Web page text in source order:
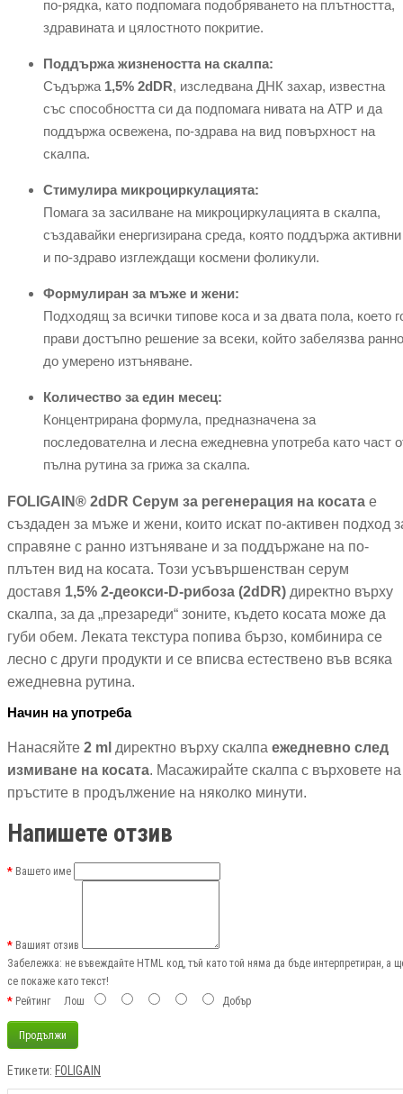
по-рядка, като подпомага подобряването на плътността,
здравината и цялостното покритие.
Поддържа жизнеността на скалпа:
Съдържа 1,5% 2dDR, изследвана ДНК захар, известна
със способността си да подпомага нивата на ATP и да
поддържа освежена, по-здрава на вид повърхност на
скалпа.
Стимулира микроциркулацията:
Помага за засилване на микроциркулацията в скалпа,
създавайки енергизирана среда, която поддържа активни
и по-здраво изглеждащи космени фоликули.
Формулиран за мъже и жени:
Подходящ за всички типове коса и за двата пола, което
прави достъпно решение за всеки, който забелязва ранно
до умерено изтъняване.
Количество за един месец:
Концентрирана формула, предназначена за
последователна и лесна ежедневна употреба като част
пълна рутина за грижа за скалпа.
FOLIGAIN® 2dDR Серум за регенерация на косата е
създаден за мъже и жени, които искат по-активен подход
справяне с ранно изтъняване и за поддържане на по-
плътен вид на косата. Този усъвършенстван серум
доставя 1,5% 2-деокси-D-рибоза (2dDR) директно върху
скалпа, за да „презареди“ зоните, където косата може да
губи обем. Леката текстура попива бързо, комбинира се
лесно с други продукти и се вписва естествено във всяка
ежедневна рутина.
Начин на употреба
Нанасяйте 2 ml директно върху скалпа ежедневно след
измиване на косата. Масажирайте скалпа с върховете на
пръстите в продължение на няколко минути.
Напишете отзив
Вашето име
Вашият отзив
Забележка: не въвеждайте HTML код, тъй като той няма да бъде интерпретиран, а
се покаже като текст!
РейтингЛош Добър
Продължи
Етикети: FOLIGAIN